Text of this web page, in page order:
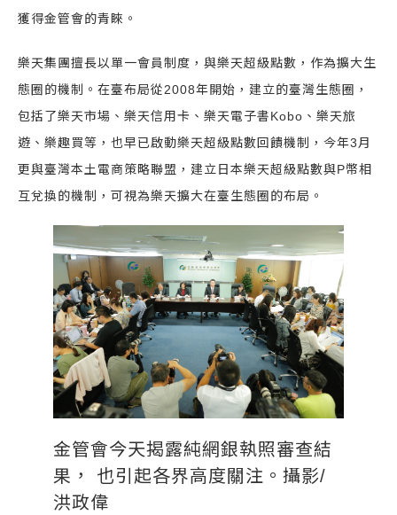
獲得金管會的青睞。
樂天集團擅長以單一會員制度，與樂天超級點數，作為擴大生
態圈的機制。在臺布局從2008年開始，建立的臺灣生態圈，
包括了樂天市場、樂天信用卡、樂天電子書Kobo、樂天旅
遊、樂趣買等，也早已啟動樂天超級點數回饋機制，今年3月
更與臺灣本土電商策略聯盟，建立日本樂天超級點數與P幣相
互兌換的機制，可視為樂天擴大在臺生態圈的布局。
金管會今天揭露純網銀執照審查結
果， 也引起各界高度關注。攝影/
洪政偉